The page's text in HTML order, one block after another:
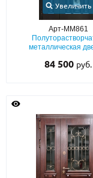
Увеличить
Арт-ММ861
металлическая
фрезерованными
84 500 руб.